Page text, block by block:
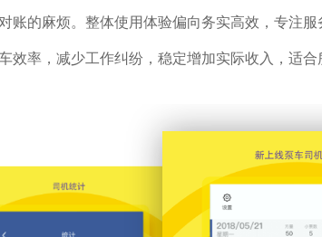
账的麻烦。整体使用体验偏向务实高效，专注
效率，减少工作纠纷，稳定增加实际收入，适合